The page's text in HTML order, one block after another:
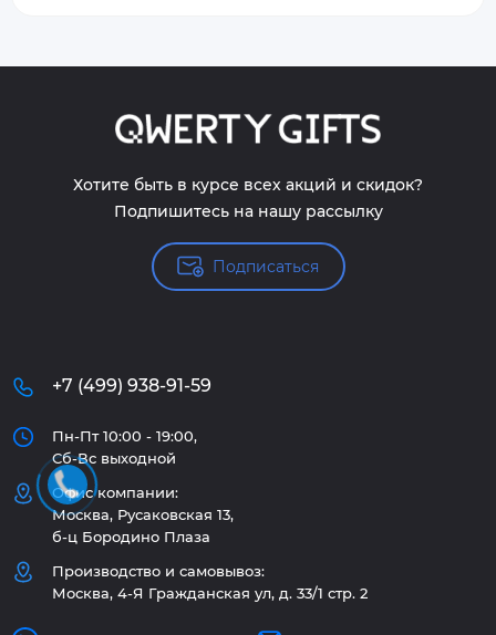
Хотите быть в курсе всех акций и скидок?
Подпишитесь на нашу рассылку
Подписаться
+7 (499) 938-91-59
Пн-Пт 10:00 - 19:00,
Сб-Вс выходной
Офис компании:
Москва, Русаковская 13,
б-ц Бородино Плаза
Производство и самовывоз:
Москва, 4-Я Гражданская ул, д. 33/1 стр. 2